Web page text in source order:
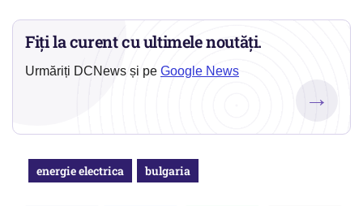
Fiți la curent cu ultimele noutăți.
Urmăriți DCNews și pe Google News
→
energie electrica bulgaria